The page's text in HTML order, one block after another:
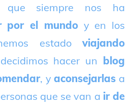
siempre nos ha
por el mundoy en los
estado viajando
hacer un blog
, yaconsejarlas a
que se van a ir de